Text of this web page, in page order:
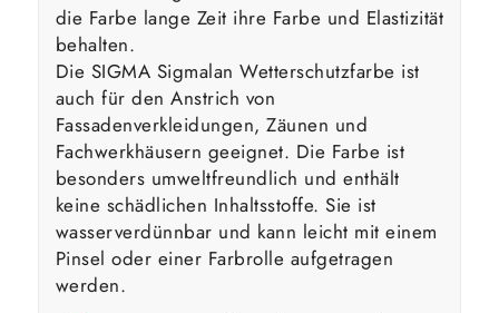
die Farbe lange Zeit ihre Farbe und Elastizität
behalten.
Die SIGMA Sigmalan Wetterschutzfarbe ist
auch für den Anstrich von
Fassadenverkleidungen, Zäunen und
Fachwerkhäusern geeignet. Die Farbe ist
besonders umweltfreundlich und enthält
keine schädlichen Inhaltsstoffe. Sie ist
wasserverdünnbar und kann leicht mit einem
Pinsel oder einer Farbrolle aufgetragen
werden.